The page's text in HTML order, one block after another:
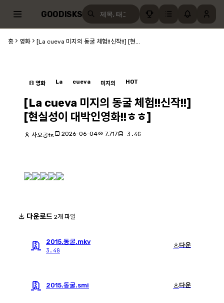
GOODISKS
홈 영화 [La cueva 미지의 동굴 체험!!신작!!] [현...
영화 La cueva 미지의 HOT
[La cueva 미지의 동굴 체험!!신작!!]
[현실성이 대박인영화!!ㅎㅎ]
사오공ts 2026-06-04 7,717 3.4G
다운로드 2개 파일
2015.동굴.mkv
3.4G
다운
2015.동굴.smi 다운